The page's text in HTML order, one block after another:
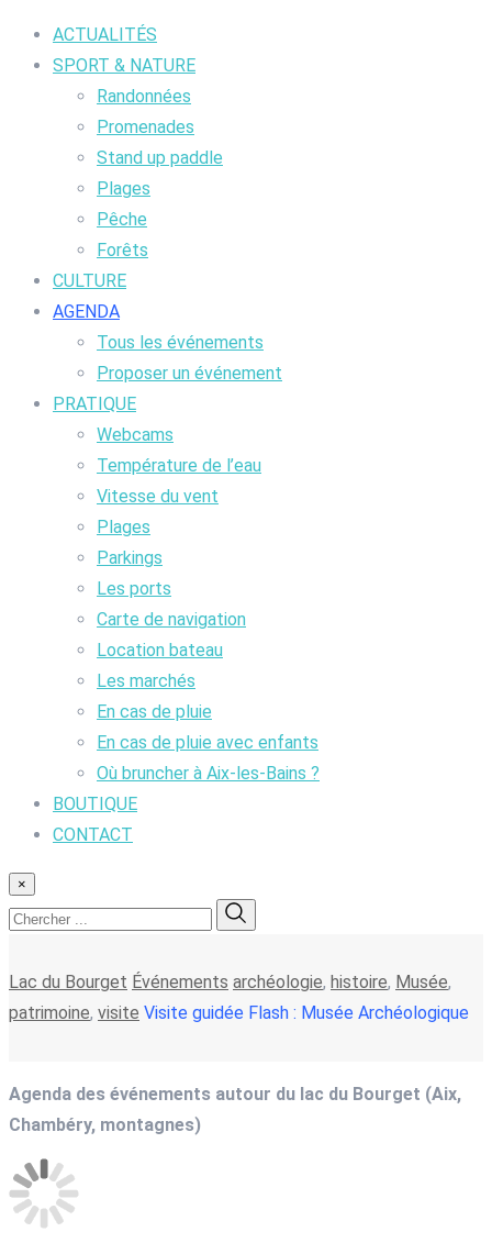
ACTUALITÉS
SPORT & NATURE
Randonnées
Promenades
Stand up paddle
Plages
Pêche
Forêts
CULTURE
AGENDA
Tous les événements
Proposer un événement
PRATIQUE
Webcams
Température de l’eau
Vitesse du vent
Plages
Parkings
Les ports
Carte de navigation
Location bateau
Les marchés
En cas de pluie
En cas de pluie avec enfants
Où bruncher à Aix-les-Bains ?
BOUTIQUE
CONTACT
×
Lac du Bourget Événements archéologie, histoire, Musée,
patrimoine, visite Visite guidée Flash : Musée Archéologique
Agenda des événements autour du lac du Bourget (Aix,
Chambéry, montagnes)